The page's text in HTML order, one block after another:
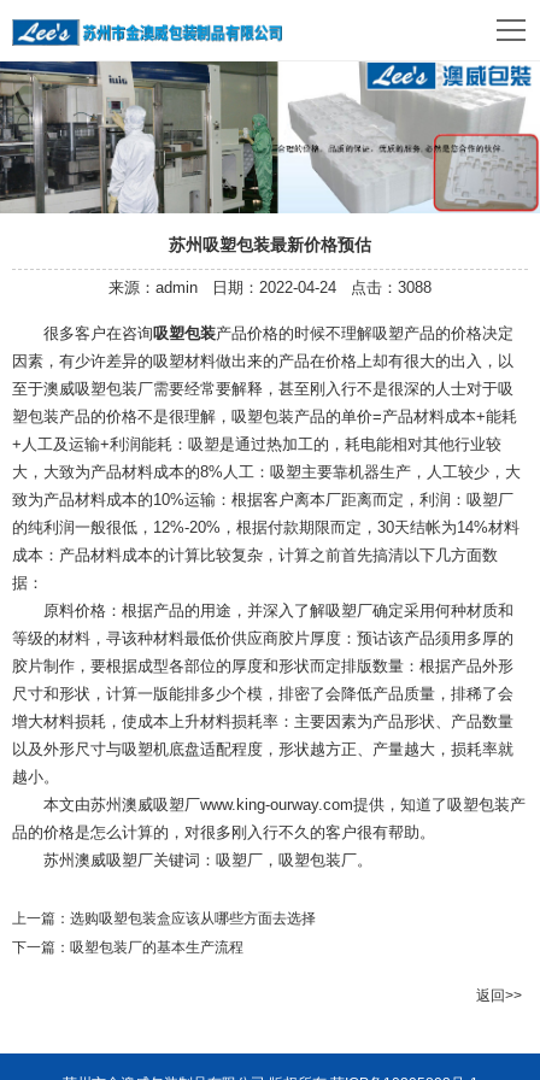
苏州吸塑包装最新价格预估
来源：admin 日期：2022-04-24 点击：3088
很多客户在咨询吸塑包装产品价格的时候不理解吸塑产品的价格决定
因素，有少许差异的吸塑材料做出来的产品在价格上却有很大的出入，以
至于澳威吸塑包装厂需要经常要解释，甚至刚入行不是很深的人士对于吸
塑包装产品的价格不是很理解，吸塑包装产品的单价=产品材料成本+能耗
+人工及运输+利润能耗：吸塑是通过热加工的，耗电能相对其他行业较
大，大致为产品材料成本的8%人工：吸塑主要靠机器生产，人工较少，大
致为产品材料成本的10%运输：根据客户离本厂距离而定，利润：吸塑厂
的纯利润一般很低，12%-20%，根据付款期限而定，30天结帐为14%材料
成本：产品材料成本的计算比较复杂，计算之前首先搞清以下几方面数
据：
原料价格：根据产品的用途，并深入了解吸塑厂确定采用何种材质和
等级的材料，寻该种材料最低价供应商胶片厚度：预诂该产品须用多厚的
胶片制作，要根据成型各部位的厚度和形状而定排版数量：根据产品外形
尺寸和形状，计算一版能排多少个模，排密了会降低产品质量，排稀了会
增大材料损耗，使成本上升材料损耗率：主要因素为产品形状、产品数量
以及外形尺寸与吸塑机底盘适配程度，形状越方正、产量越大，损耗率就
越小。
本文由苏州澳威吸塑厂www.king-ourway.com提供，知道了吸塑包装产
品的价格是怎么计算的，对很多刚入行不久的客户很有帮助。
苏州澳威吸塑厂关键词：吸塑厂，吸塑包装厂。
上一篇： 选购吸塑包装盒应该从哪些方面去选择
下一篇： 吸塑包装厂的基本生产流程
返回>>